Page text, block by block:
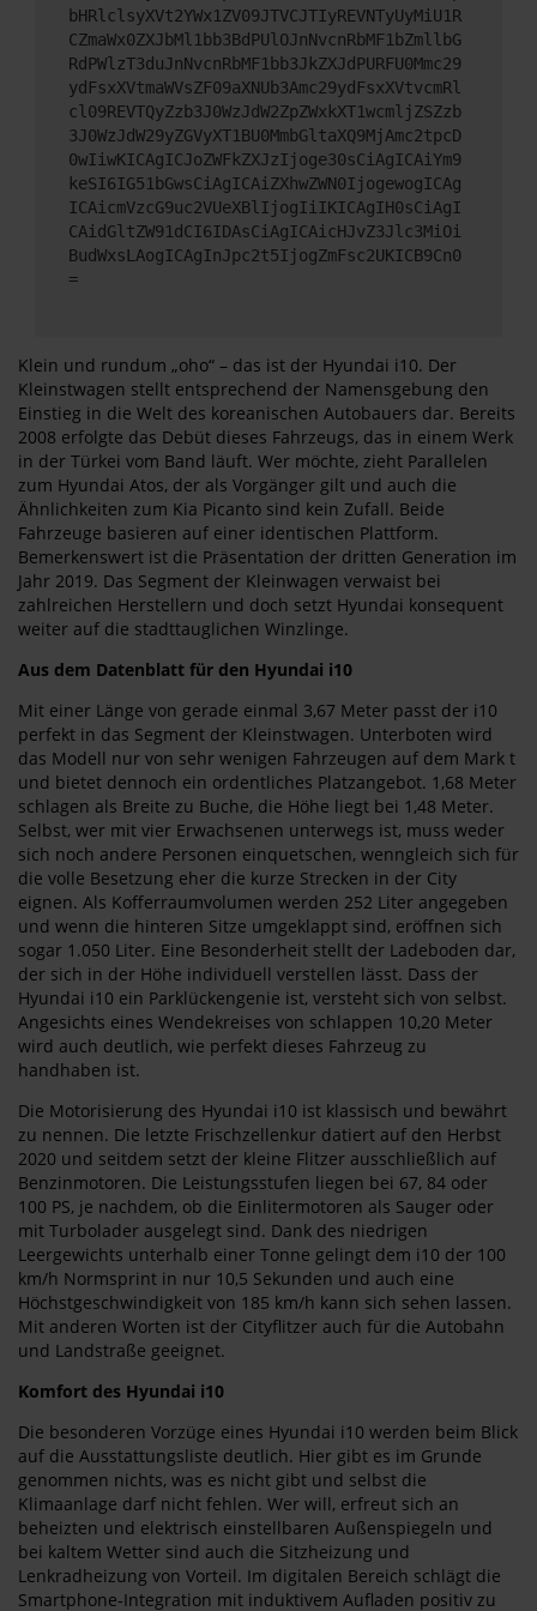
bHRlclsyXVt2YWx1ZV09JTVCJTIyREVNTyUyMiU1R
CZmaWx0ZXJbMl1bb3BdPUlOJnNvcnRbMF1bZmllbG
RdPWlzT3duJnNvcnRbMF1bb3JkZXJdPURFU0Mmc29
ydFsxXVtmaWVsZF09aXNUb3Amc29ydFsxXVtvcmRl
cl09REVTQyZzb3J0WzJdW2ZpZWxkXT1wcmljZSZzb
3J0WzJdW29yZGVyXT1BU0MmbGltaXQ9MjAmc2tpcD
0wIiwKICAgICJoZWFkZXJzIjoge30sCiAgICAiYm9
keSI6IG51bGwsCiAgICAiZXhwZWN0IjogewogICAg
ICAicmVzcG9uc2VUeXBlIjogIiIKICAgIH0sCiAgI
CAidGltZW91dCI6IDAsCiAgICAicHJvZ3Jlc3MiOi
BudWxsLAogICAgInJpc2t5IjogZmFsc2UKICB9Cn0
=
Klein und rundum „oho“ – das ist der Hyundai i10. Der
Kleinstwagen stellt entsprechend der Namensgebung den
Einstieg in die Welt des koreanischen Autobauers dar. Bereits
2008 erfolgte das Debüt dieses Fahrzeugs, das in einem Werk
in der Türkei vom Band läuft. Wer möchte, zieht Parallelen
zum Hyundai Atos, der als Vorgänger gilt und auch die
Ähnlichkeiten zum Kia Picanto sind kein Zufall. Beide
Fahrzeuge basieren auf einer identischen Plattform.
Bemerkenswert ist die Präsentation der dritten Generation im
Jahr 2019. Das Segment der Kleinwagen verwaist bei
zahlreichen Herstellern und doch setzt Hyundai konsequent
weiter auf die stadttauglichen Winzlinge.
Aus dem Datenblatt für den Hyundai i10
Mit einer Länge von gerade einmal 3,67 Meter passt der i10
perfekt in das Segment der Kleinstwagen. Unterboten wird
das Modell nur von sehr wenigen Fahrzeugen auf dem Mark t
und bietet dennoch ein ordentliches Platzangebot. 1,68 Meter
schlagen als Breite zu Buche, die Höhe liegt bei 1,48 Meter.
Selbst, wer mit vier Erwachsenen unterwegs ist, muss weder
sich noch andere Personen einquetschen, wenngleich sich für
die volle Besetzung eher die kurze Strecken in der City
eignen. Als Kofferraumvolumen werden 252 Liter angegeben
und wenn die hinteren Sitze umgeklappt sind, eröffnen sich
sogar 1.050 Liter. Eine Besonderheit stellt der Ladeboden dar,
der sich in der Höhe individuell verstellen lässt. Dass der
Hyundai i10 ein Parklückengenie ist, versteht sich von selbst.
Angesichts eines Wendekreises von schlappen 10,20 Meter
wird auch deutlich, wie perfekt dieses Fahrzeug zu
handhaben ist.
Die Motorisierung des Hyundai i10 ist klassisch und bewährt
zu nennen. Die letzte Frischzellenkur datiert auf den Herbst
2020 und seitdem setzt der kleine Flitzer ausschließlich auf
Benzinmotoren. Die Leistungsstufen liegen bei 67, 84 oder
100 PS, je nachdem, ob die Einlitermotoren als Sauger oder
mit Turbolader ausgelegt sind. Dank des niedrigen
Leergewichts unterhalb einer Tonne gelingt dem i10 der 100
km/h Normsprint in nur 10,5 Sekunden und auch eine
Höchstgeschwindigkeit von 185 km/h kann sich sehen lassen.
Mit anderen Worten ist der Cityflitzer auch für die Autobahn
und Landstraße geeignet.
Komfort des Hyundai i10
Die besonderen Vorzüge eines Hyundai i10 werden beim Blick
auf die Ausstattungsliste deutlich. Hier gibt es im Grunde
genommen nichts, was es nicht gibt und selbst die
Klimaanlage darf nicht fehlen. Wer will, erfreut sich an
beheizten und elektrisch einstellbaren Außenspiegeln und
bei kaltem Wetter sind auch die Sitzheizung und
Lenkradheizung von Vorteil. Im digitalen Bereich schlägt die
Smartphone-Integration mit induktivem Aufladen positiv zu